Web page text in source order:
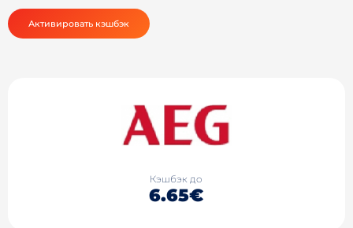
Активировать кэшбэк
Кэшбэк до
6.65€